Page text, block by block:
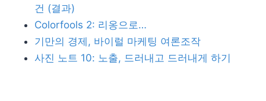
건 (결과)
Colorfools 2: 리옹으로…
기만의 경제, 바이럴 마케팅 여론조작
사진 노트 10: 노출, 드러내고 드러내게 하기